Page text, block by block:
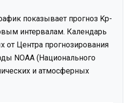
показывает прогноз Kp-
интервалам. Календарь
от Центра прогнозирования
NOAA (Национального
и атмосферных